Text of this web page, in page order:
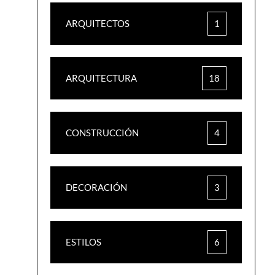
ARQUITECTOS 1
ARQUITECTURA 18
CONSTRUCCIÓN 4
DECORACIÓN 3
ESTILOS 6